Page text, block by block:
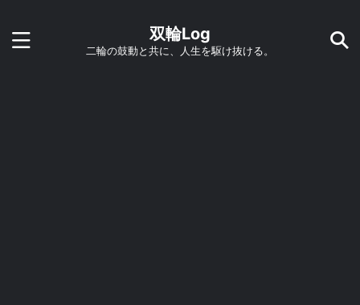
双輪Log
二輪の鼓動と共に、人生を駆け抜ける。